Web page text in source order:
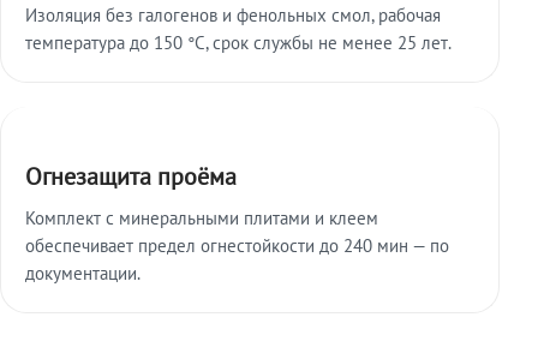
Изоляция без галогенов и фенольных смол, рабочая
температура до 150 °C, срок службы не менее 25 лет.
Огнезащита проёма
Комплект с минеральными плитами и клеем
обеспечивает предел огнестойкости до 240 мин — по
документации.